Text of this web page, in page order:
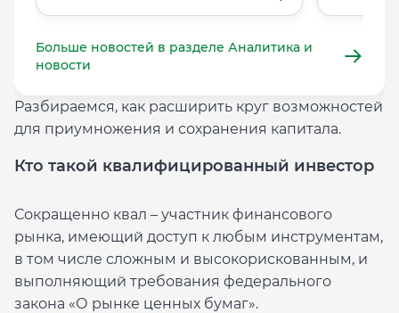
Больше новостей в разделе Аналитика и
новости
Разбираемся, как расширить круг возможностей
для приумножения и сохранения капитала.
Кто такой квалифицированный инвестор
Сокращенно квал – участник финансового
рынка, имеющий доступ к любым инструментам,
в том числе сложным и высокорискованным, и
выполняющий требования федерального
закона «О рынке ценных бумаг».